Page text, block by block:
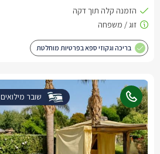
בריכה וגקוזי ספא בפרטיות מוחלטת
שובר מילואים